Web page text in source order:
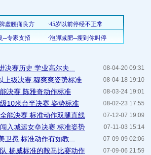
08-04-20 09:31
决赛历史 学业高尔夫...
08-04-18 19:10
上级决赛 穆爽爽姿势标准
08-03-24 19:01
决赛 陈雅奇动作标准
08-02-23 17:55
10米台半决赛 姿势标准
07-12-07 19:09
能决赛 标准动作双腿直线
07-11-03 15:14
入城运女垒决赛 标准姿势
07-09-09 02:06
卫冕 标准动作有如教...
07-09-06 21:59
杨威标准的鞍马比赛动作